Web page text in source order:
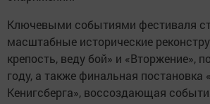
Ключевыми событиями фестиваля
масштабные исторические
крепость, веду бой» и «Вторжение»,
году, а также финальная постановка
Кенигсберга», воссоздающая